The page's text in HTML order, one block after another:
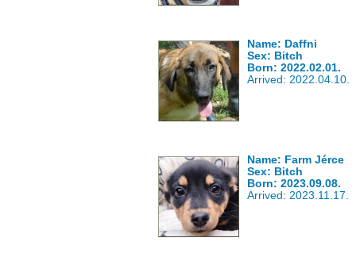
Name: Daffni
Sex: Bitch
Born: 2022.02.01.
Arrived: 2022.04.10.
Name: Farm Jérce
Sex: Bitch
Born: 2023.09.08.
Arrived: 2023.11.17.